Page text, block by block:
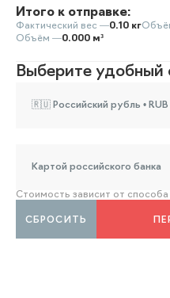
Итого к отправке:
Фактический вес —0.10 кг
Объём —0.000 м³
Выберите удобный
🇷🇺 Российский рубль • RUB
Картой российского банка
Стоимость зависит от
СБРОСИТЬ